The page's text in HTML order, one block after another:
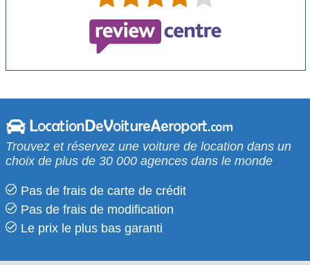
Trouvez et réservez une voiture de location dans un
choix de plus de 30 000 agences dans le monde
Pas de frais de carte de crédit
Pas de frais de modification
Le prix le​ plus bas garanti